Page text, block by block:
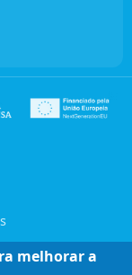
melhorar a